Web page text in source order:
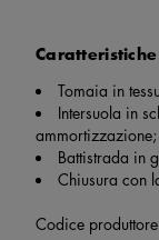
Caratteristiche
Tomaia in
Intersuola in
ammortizzazione;
Battistrada in
Chiusura con
Codice